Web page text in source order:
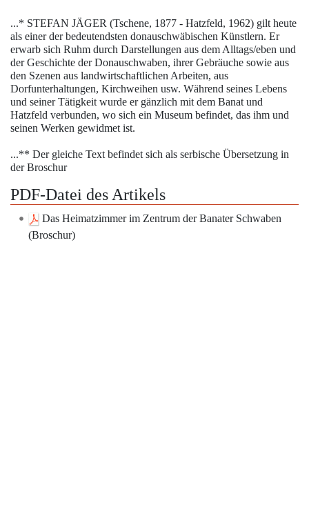
...* STEFAN JÄGER (Tschene, 1877 - Hatzfeld, 1962) gilt heute
als einer der bedeutendsten donauschwäbischen Künstlern. Er
erwarb sich Ruhm durch Darstellungen aus dem Alltags/eben und
der Geschichte der Donauschwaben, ihrer Gebräuche sowie aus
den Szenen aus landwirtschaftlichen Arbeiten, aus
Dorfunterhaltungen, Kirchweihen usw. Während seines Lebens
und seiner Tätigkeit wurde er gänzlich mit dem Banat und
Hatzfeld verbunden, wo sich ein Museum befindet, das ihm und
seinen Werken gewidmet ist.
...** Der gleiche Text befindet sich als serbische Übersetzung in
der Broschur
PDF-Datei des Artikels
Das Heimatzimmer im Zentrum der Banater Schwaben
(Broschur)